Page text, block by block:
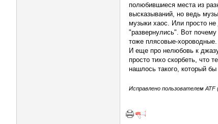
полюбившиеся места из
высказываний, но ведь
музыки хаос. Или просто
"развернулись". Вот
тоже плясовые-
И еще про нелюбовь к
просто тихо скорбеть, что
нашлось такого, который
Исправлено пользователем ATF